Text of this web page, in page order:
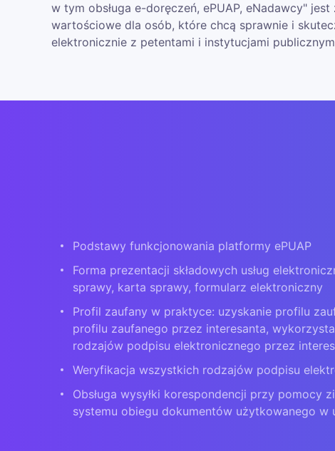
w tym obsługa e-doręczeń, ePUAP, eNadawcy"
wartościowe dla osób, które chcą sprawnie i
elektronicznie z petentami i instytucjami
Podstawy funkcjonowania platformy ePUAP
Forma prezentacji składowych usług
sprawy, karta sprawy, formularz elektroniczny
Profil zaufany w praktyce: uzyskanie profilu
profilu zaufanego przez interesanta,
rodzajów podpisu elektronicznego przez
Weryfikacja wszystkich rodzajów podpisu
Obsługa wysyłki korespondencji przy pomocy
systemu obiegu dokumentów użytkowanego w